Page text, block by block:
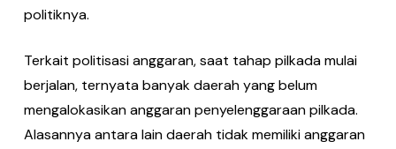
politiknya.
Terkait politisasi anggaran, saat tahap pilkada mulai
berjalan, ternyata banyak daerah yang belum
mengalokasikan anggaran penyelenggaraan pilkada.
Alasannya antara lain daerah tidak memiliki anggaran